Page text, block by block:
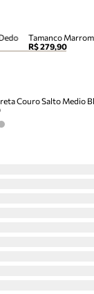
Tamanco
R$ 279,90
Couro Salto Medio